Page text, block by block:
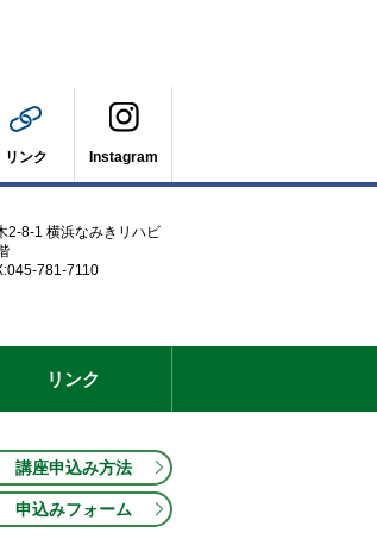
リンク Instagram
8-1 横浜なみきリハビ
781-7110
リンク
講座申込み方法
申込みフォーム